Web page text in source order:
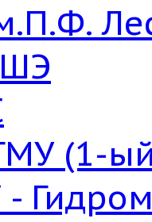
(1-